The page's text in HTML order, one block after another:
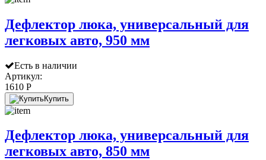
Дефлектор люка, универсальный для
легковых авто, 950 мм
Есть в наличии
Артикул:
1610 P
Купить
Дефлектор люка, универсальный для
легковых авто, 850 мм